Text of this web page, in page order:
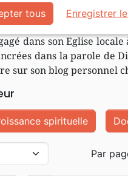
de ses
Après avoir étudié à
dans son Eglise locale
dans la parole de
sur son blog personnel
spirituelle
Par
tous Enregistrer